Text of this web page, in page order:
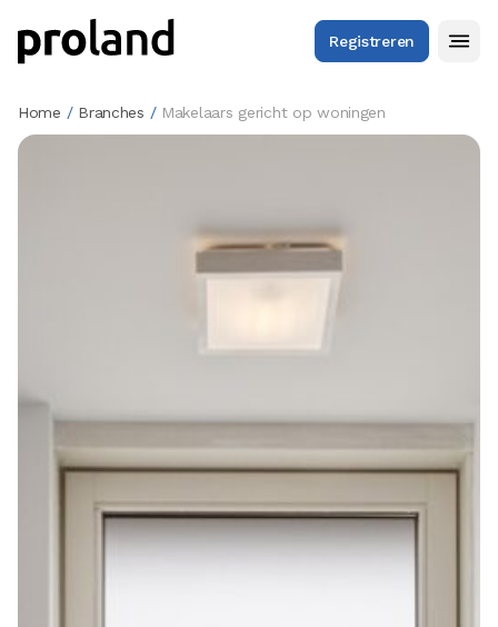
Registreren
Home / Branches / Makelaars gericht op woningen